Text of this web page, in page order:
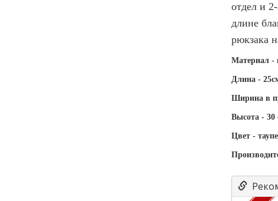
отдел и
длине
рюкзака
Материал -
Длина -
Ширина в
Высота - 30
Цвет - таупе